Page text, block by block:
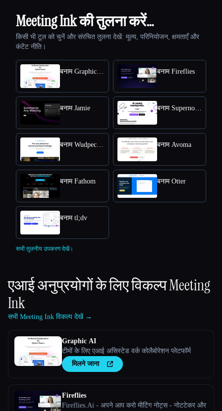
Meeting Ink की तुलना करें…
किसी भी टूल को चुनें और संरचित तुलना देखें: मूल्य, परिनियोजन, क्षमताएँ और
कंटेंट नीति।
बनाम Graphic AI बनाम Fireflies
बनाम Jamie बनाम Supernormal
बनाम Wudpecker बनाम Avoma
बनाम Fathom बनाम Otter
बनाम tl;dv
सभी तुलनीय उपकरण देखें।
एआई अनुप्रयोगों के लिए विकल्पMeeting
Ink
सभी Meeting Ink विकल्प देखें →
Graphic AI
टीमों के लिए एआई असिस्टेड वर्क कोलैबोरेशन प्लेटफॉर्म
मिलने जाना
Fireflies
Fireflies.Ai - अपने आप करो मीटिंग नोट्स - नोटटेकर और